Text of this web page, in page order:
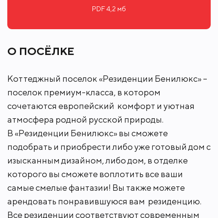
гардеробная, 4 спальни и 2 санузла.
Великолепный особняк построен в стиле
технологии и идеально подходит для постоянного
выполнена превосходная отделка "под ключ" с
применением высококачественных материалов.
Дизайнерский интерьер укомплектован
изысканной мебелью и предметами декора,
подчеркивающими утонченный вкус истинных
ценителей роскоши. Просторная гостиная со
вторым светом и красивой диванной группой
станет любимым местом для уютного семейного
отдыха и душевных встреч с близкими.
Из панорамных окон "в пол" открываются
вдохновляющие виды, создающие ощущение
единения с природой. Огромная площадь
PDF 4,2 мб
О ПОСЁЛКЕ
Коттеджный поселок «Резиденции Бенилюкс» –
поселок премиум-класса, в котором
сочетаются европейский комфорт и уютная
атмосфера родной русской природы.
В «Резиденции Бенилюкс» вы сможете
подобрать и приобрести либо уже готовый дом с
изысканным дизайном, либо дом, в отделке
которого вы сможете воплотить все ваши
самые смелые фантазии! Вы также можете
арендовать понравившуюся вам резиденцию.
Все резиденции соответствуют современным